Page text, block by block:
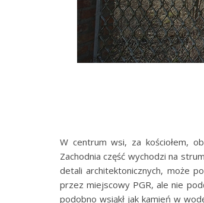
W centrum wsi, za kościołem,
Zachodnia część wychodzi na
detali architektonicznych, może
przez miejscowy PGR, ale nie
podobno wsiąkł jak kamień w